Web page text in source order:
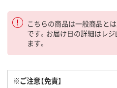
こちらの商品は一般商品と
です。お届け日の詳細はレ
ます。
※ご注意【免責】